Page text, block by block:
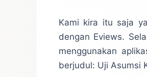
Kami kira itu saja
dengan Eviews.
menggunakan
berjudul: Uji Asumsi